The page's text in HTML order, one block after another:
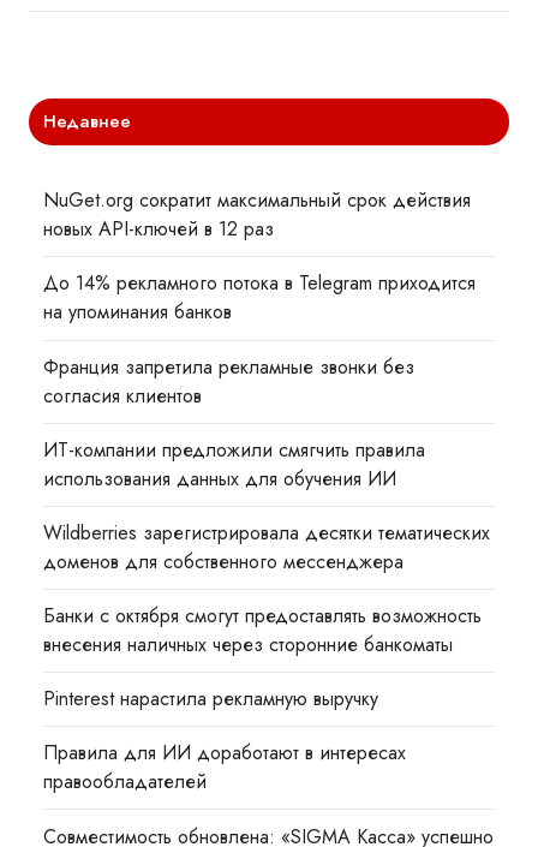
Недавнее
NuGet.org сократит максимальный срок действия
новых API-ключей в 12 раз
До 14% рекламного потока в Telegram приходится
на упоминания банков
Франция запретила рекламные звонки без
согласия клиентов
ИТ-компании предложили смягчить правила
использования данных для обучения ИИ
Wildberries зарегистрировала десятки тематических
доменов для собственного мессенджера
Банки с октября смогут предоставлять возможность
внесения наличных через сторонние банкоматы
Pinterest нарастила рекламную выручку
Правила для ИИ доработают в интересах
правообладателей
Совместимость обновлена: «SIGMA Касса» успешно